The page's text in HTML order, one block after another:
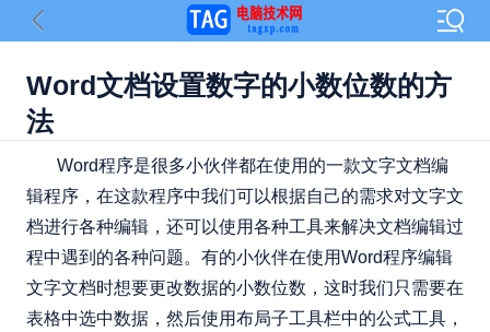
Word文档设置数字的小数位数的方
法
Word程序是很多小伙伴都在使用的一款文字文档编
辑程序，在这款程序中我们可以根据自己的需求对文字文
档进行各种编辑，还可以使用各种工具来解决文档编辑过
程中遇到的各种问题。有的小伙伴在使用Word程序编辑
文字文档时想要更改数据的小数位数，这时我们只需要在
表格中选中数据，然后使用布局子工具栏中的公式工具，